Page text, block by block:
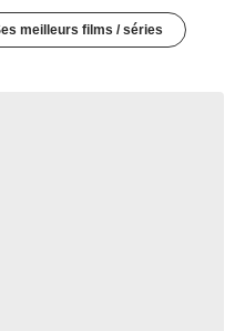
meilleurs films / séries